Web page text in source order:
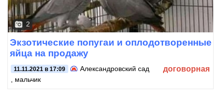
2
Экзотические попугаи и оплодотворенные
яйца на продажу
11.11.2021 в 17:09
Александровский сад
, мальчик
договорная